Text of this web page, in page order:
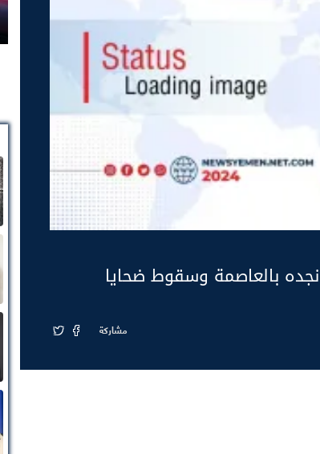
بالعاصمة وسقوط ضحايا
مشاركة